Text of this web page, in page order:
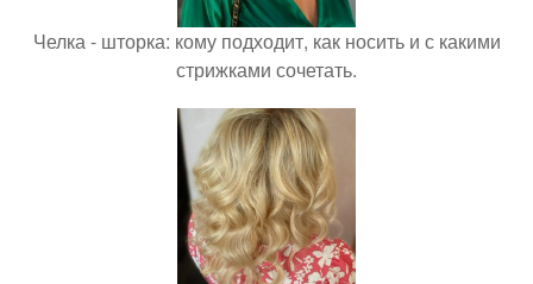
Челка - шторка: кому подходит, как носить и с какими
стрижками сочетать.